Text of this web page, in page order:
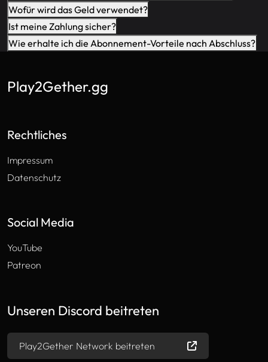
Wofür wird das Geld verwendet?
Ist meine Zahlung sicher?
Wie erhalte ich die Abonnement-Vorteile nach Abschluss?
Play2Gether.gg
Rechtliches
Impressum
Datenschutz
Social Media
YouTube
Patreon
Unseren Discord beitreten
Play2Gether Network beitreten